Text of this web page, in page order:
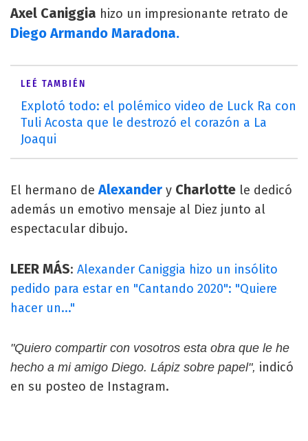
Axel Caniggia hizo un impresionante retrato de
Diego Armando Maradona.
LEÉ TAMBIÉN
Explotó todo: el polémico video de Luck Ra con
Tuli Acosta que le destrozó el corazón a La
Joaqui
El hermano deAlexander y Charlotte le dedicó
además un emotivo mensaje al Diez junto al
espectacular dibujo.
LEER MÁS: Alexander Caniggia hizo un insólito
pedido para estar en "Cantando 2020": "Quiere
hacer un..."
"Quiero compartir con vosotros esta obra que le he
hecho a mi amigo Diego. Lápiz sobre papel", indicó
en su posteo de Instagram.